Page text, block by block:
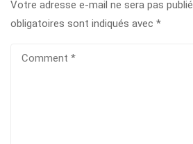
Votre adresse e-mail ne sera pas
obligatoires sont indiqués avec *